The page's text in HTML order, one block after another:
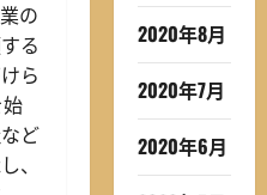
の
る
ら
ど
、
2020年8月
2020年7月
2020年6月